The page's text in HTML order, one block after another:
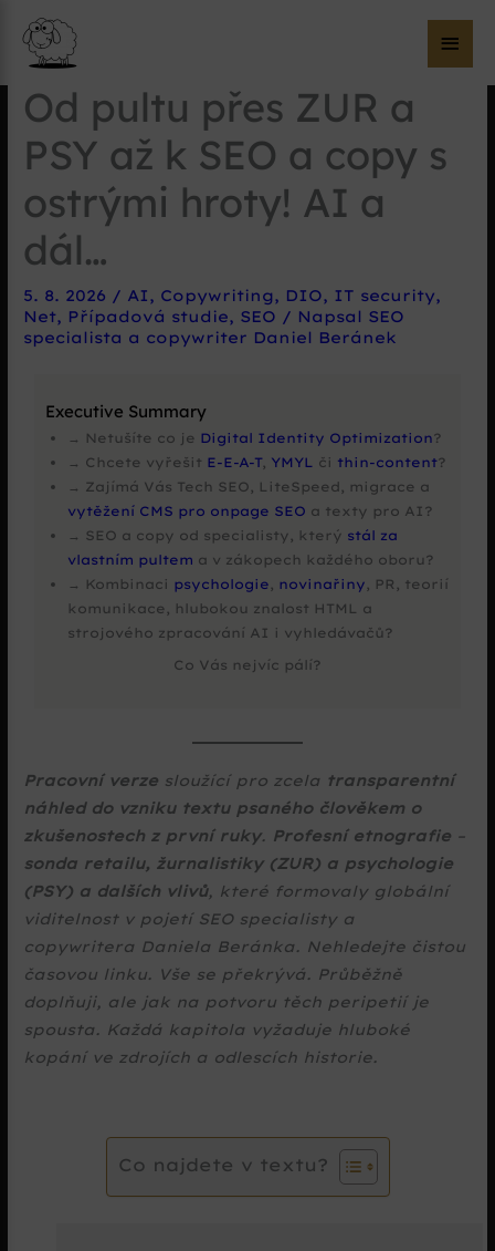
Od pultu přes ZUR a
PSY až k SEO a copy s
ostrými hroty! AI a
dál…
5. 8. 2026 / AI, Copywriting, DIO, IT security,
Net, Případová studie, SEO / Napsal SEO
specialista a copywriter Daniel Beránek
Executive Summary
→ Netušíte co je Digital Identity Optimization?
→ Chcete vyřešit E-E-A-T, YMYL či thin-content?
→ Zajímá Vás Tech SEO, LiteSpeed, migrace a
vytěžení CMS pro onpage SEO a texty pro AI?
→ SEO a copy od specialisty, který stál za
vlastním pultem a v zákopech každého oboru?
→ Kombinaci psychologie novinařiny , PR, teorií
komunikace, hlubokou znalost HTML a
strojového zpracování AI i vyhledávačů?
Co Vás nejvíc pálí?
Pracovní verze sloužící pro zcela transparentní
náhled do vzniku textu psaného člověkem o
zkušenostech z první ruky. Profesní etnografie –
sonda retailu, žurnalistiky (ZUR) a psychologie
(PSY) a dalších vlivů, které formovaly globální
viditelnost v pojetí SEO specialisty a
copywritera Daniela Beránka. Nehledejte čistou
časovou linku. Vše se překrývá. Průběžně
doplňuji, ale jak na potvoru těch peripetií je
spousta. Každá kapitola vyžaduje hluboké
kopání ve zdrojích a odlescích historie.
Co najdete v textu?